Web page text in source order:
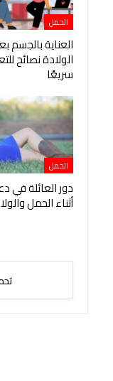
الحمل
العناية بالجسم
الولادة نصائح
سريعًا
الحمل
دور العائلة في
أثناء الحمل